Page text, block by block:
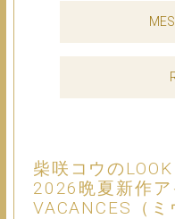
柴咲コウの
2026晩夏新作
VACANCES（ミ